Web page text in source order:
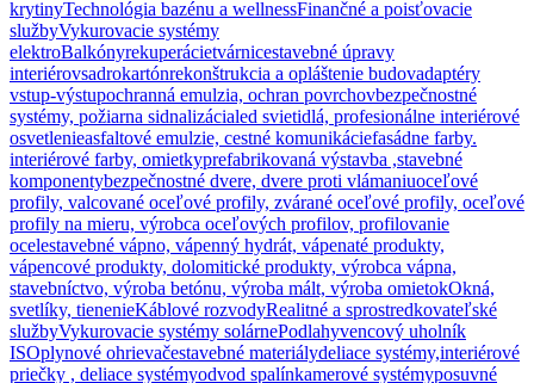
krytinyTechnológia bazénu a wellnessFinančné a poisťovacie
službyVykurovacie systémy
elektroBalkónyrekuperácietvárnicestavebné úpravy
interiérovsadrokartónrekonštrukcia a opláštenie budovadaptéry
vstup-výstupochranná emulzia, ochran povrchovbezpečnostné
systémy, požiarna sidnalizácialed svietidlá, profesionálne interiérové
osvetlenieasfaltové emulzie, cestné komunikáciefasádne farby.
interiérové farby, omietkyprefabrikovaná výstavba ,stavebné
komponentybezpečnostné dvere, dvere proti vlámaniuoceľové
profily, valcované oceľové profily, zvárané oceľové profily, oceľové
profily na mieru, výrobca oceľových profilov, profilovanie
ocelestavebné vápno, vápenný hydrát, vápenaté produkty,
vápencové produkty, dolomitické produkty, výrobca vápna,
stavebníctvo, výroba betónu, výroba mált, výroba omietokOkná,
svetlíky, tienenieKáblové rozvodyRealitné a sprostredkovateľské
službyVykurovacie systémy solárnePodlahyvencový uholník
ISOplynové ohrievačestavebné materiálydeliace systémy,interiérové
priečky , deliace systémyodvod spalínkamerové systémyposuvné